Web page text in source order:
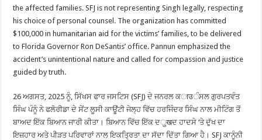
the affected families. SFJ is not representing Singh legally, respecting
his choice of personal counsel. The organization has committed
$100,000 in humanitarian aid for the victims’ families, to be delivered
to Florida Governor Ron DeSantis’ office. Pannun emphasized the
accident’s unintentional nature and called for compassion and justice
guided by truth.
26 ਅਗਸਤ, 2025 ਨੂੰ, ਸਿੱਖਸ ਫਾਰ ਜਸਟਿਸ (SFJ) ਦੇ ਜਨਰਲ ਕाउੰਸਲ ਗੁਰਪਤਵੰਤ
ਸਿੰਘ ਪੰਨੂੰ ਨੇ ਫਲੋਰੀਡਾ ਦੇ ਸੇਂਟ ਲੂਸੀ ਕਾਊਂਟੀ ਜੇਲ੍ਹ ਵਿੱਚ ਹਰਜਿੰਦਰ ਸਿੰਘ ਨਾਲ ਮੀਟਿੰਗ ਤੋਂ
ਬਾਅਦ ਇੱਕ ਬਿਆਨ ਜਾਰੀ ਕੀਤਾ। ਬਿਆਨ ਵਿੱਚ ਇੱਕ ਦुखਦ ਹਾਦਸੇ ‘ਤੇ ਦੁੱਖ ਦਾ
ਇਜ਼ਹਾਰ ਅਤੇ ਪੀੜਤ ਪਰਿਵਾਰਾਂ ਨਾਲ ਇਕਤ੍ਰਿਤਾ ਦਾ ਸੱਦਾ ਦਿੱਤਾ ਗਿਆ ਹੈ। SFJ ਕਾਨੂੰਨੀ